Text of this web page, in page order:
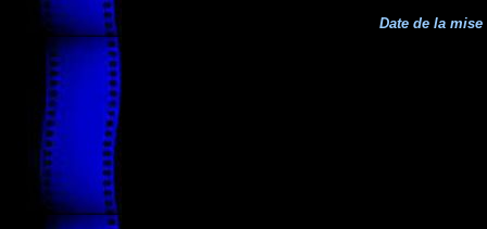
Date de la